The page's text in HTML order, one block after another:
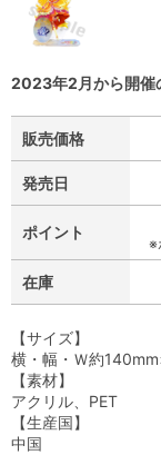
2023年2月から開催
販売価格
発売日
ポイント
※
在庫
【サイズ】
横・幅・Ｗ約
【素材】
アクリル、PET
【生産国】
中国